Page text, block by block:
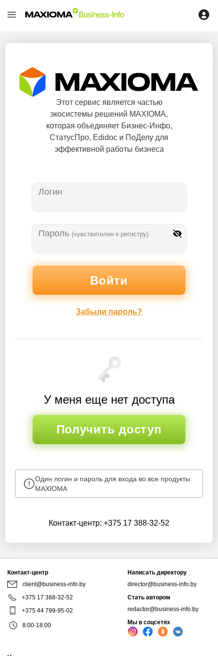
Этот сервис является частью
экосистемы решений MAXIOMA,
которая объединяет Бизнес-Инфо,
СтатусПро, Edidoc и ПоДелу для
эффективной работы бизнеса
Логин
Пароль (чувствителен к регистру)
Забыли пароль?
У меня еще нет доступа
Получить доступ
Один логин и пароль для входа во все продукты
MAXIOMA
Контакт-центр: +375 17 388-32-52
Контакт-центр
client@business-info.by
+375 17 388-32-52
+375 44 799-95-02
8:00-18:00
Написать директору
director@business-info.by
Стать автором
redactor@business-info.by
Мы в соцсетях